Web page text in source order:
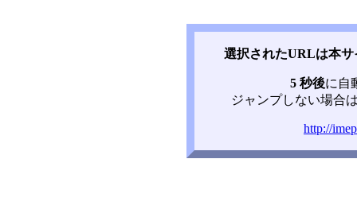
選択されたURLは本
5 秒後に自
ジャンプしない場合
http://